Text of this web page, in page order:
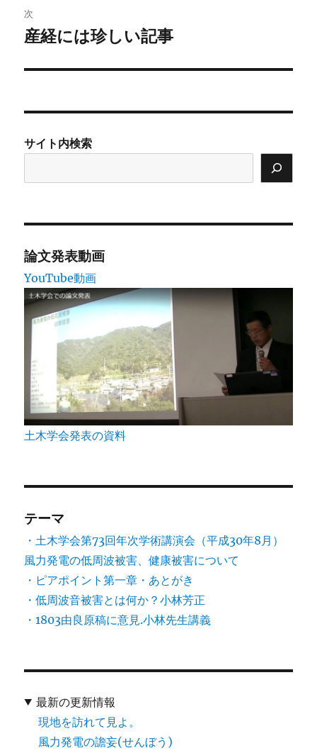
ビ
ゲ
ー
ン
稿:
次
次
投
産経には珍しい記事
サイト内検索
論文発表動画
YouTube動画
土木学会発表の資料
テーマ
・土木学会第73回年次学術講演会（平成30年8月）
風力発電の低周波被害、健康被害について
・ピアポイント第一章・あとがき
・低周波音被害とは何か？小林芳正
・1803由良原稿に意見.小林先生講義
最新の更新情報
現地を訪れて見よ。
風力発電の譫妄(せんぼう)